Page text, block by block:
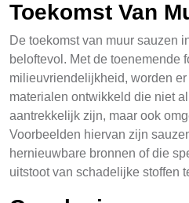
Toekomst Van
De toekomst van muur sauzen
beloftevol. Met de toenemende
milieuvriendelijkheid, worden
materialen ontwikkeld die niet
aantrekkelijk zijn, maar ook
Voorbeelden hiervan zijn
hernieuwbare bronnen of die
uitstoot van schadelijke stoffen